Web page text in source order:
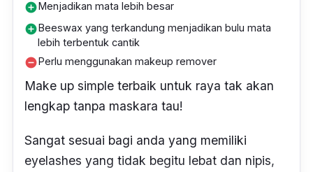
add_circleMenjadikan mata lebih besar
add_circleBeeswax yang terkandung menjadikan bulu mata
lebih terbentuk cantik
remove_circlePerlu menggunakan makeup remover
Make up simple terbaik untuk raya tak akan
lengkap tanpa maskara tau!
Sangat sesuai bagi anda yang memiliki
eyelashes yang tidak begitu lebat dan nipis,